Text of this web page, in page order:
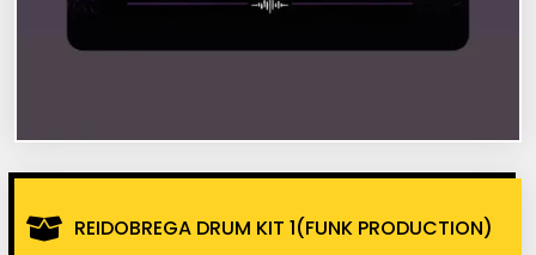
REIDOBREGA DRUM KIT 1(FUNK PRODUCTION)